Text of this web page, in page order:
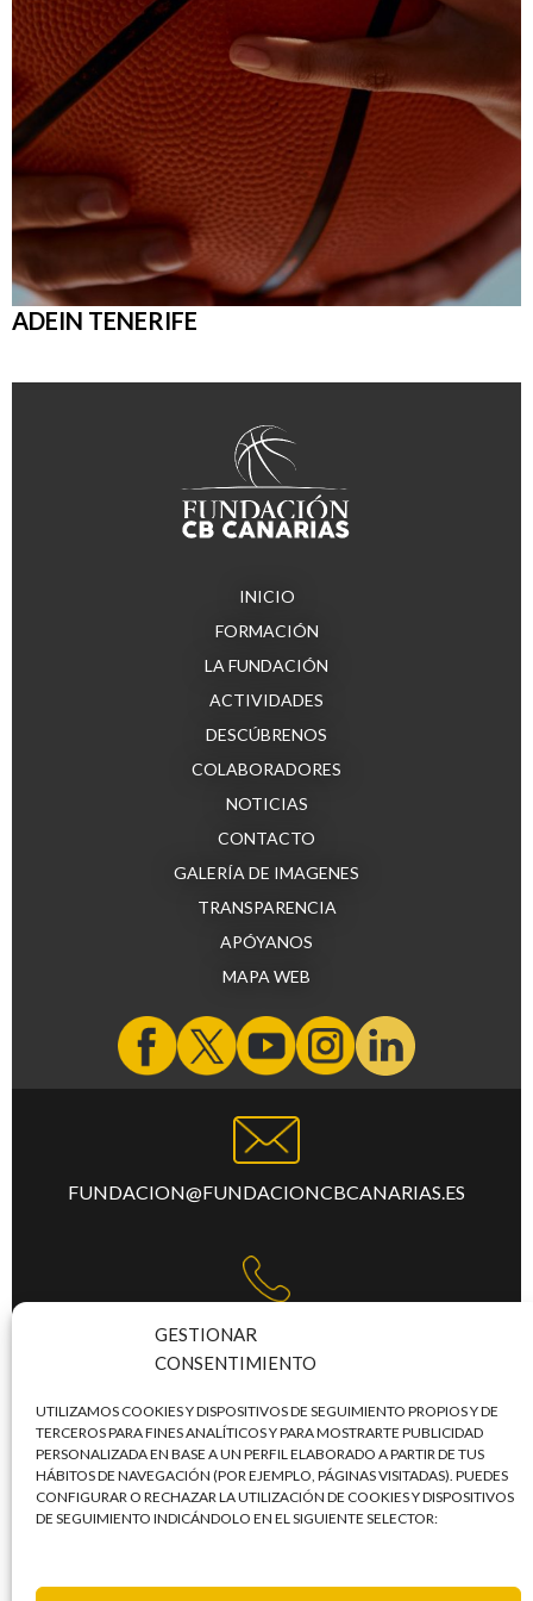
GESTIONAR
CONSENTIMIENTO
UTILIZAMOS COOKIES Y DISPOSITIVOS DE SEGUIMIENTO PROPIOS Y DE
TERCEROS PARA FINES ANALÍTICOS Y PARA MOSTRARTE PUBLICIDAD
PERSONALIZADA EN BASE A UN PERFIL ELABORADO A PARTIR DE TUS
HÁBITOS DE NAVEGACIÓN (POR EJEMPLO, PÁGINAS VISITADAS). PUEDES
CONFIGURAR O RECHAZAR LA UTILIZACIÓN DE COOKIES Y DISPOSITIVOS
DE SEGUIMIENTO INDICÁNDOLO EN EL SIGUIENTE SELECTOR:
ADEIN TENERIFE
INICIO
FORMACIÓN
LA FUNDACIÓN
ACTIVIDADES
DESCÚBRENOS
COLABORADORES
NOTICIAS
CONTACTO
GALERÍA DE IMAGENES
TRANSPARENCIA
APÓYANOS
MAPA WEB
FUNDACION@FUNDACIONCBCANARIAS.ES
TFNO:+34 922 253 684
C/. MERCEDES, LAS TORRES, S/N,
PABELLÓN SANTIAGO MARTÍN - TERCERA PLANTA